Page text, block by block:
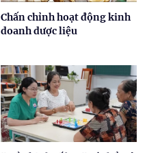
Chấn chỉnh hoạt động kinh
doanh dược liệu